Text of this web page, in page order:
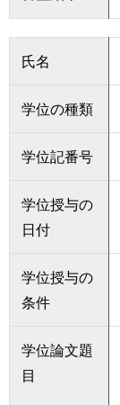
氏名
学位の種類
学位記番号
学位授与の
日付
学位授与の
条件
学位論文題
目